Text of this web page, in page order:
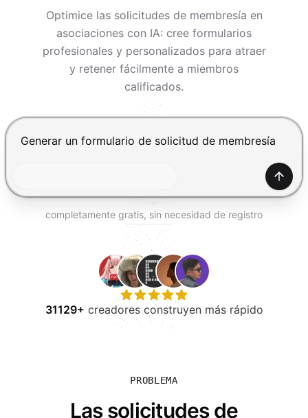
INICIAR SESIÓN
PROBAR GRATIS
Optimice las solicitudes de membresía en
asociaciones con IA: cree formularios
profesionales y personalizados para atraer
y retener fácilmente a miembros
calificados.
Presiona Enter para enviar, Shift+Enter para añadir
completamente gratis, sin necesidad de registro
31129+ creadores construyen más rápido
PROBLEMA
Las solicitudes de